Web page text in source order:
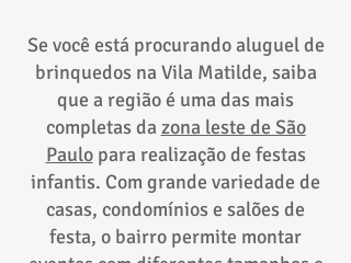
Se você está procurando aluguel de
brinquedos na Vila Matilde, saiba
que a região é uma das mais
completas da zona leste de São
Paulopara realização de festas
infantis. Com grande variedade de
casas, condomínios e salões de
festa, o bairro permite montar